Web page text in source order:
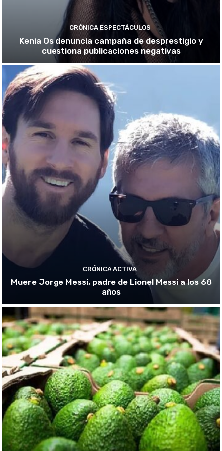
CRÓNICA ESPECTÁCULOS
Kenia Os denuncia campaña de desprestigio y
cuestiona publicaciones negativas
CRÓNICA ACTIVA
Muere Jorge Messi, padre de Lionel Messi a los 68
años